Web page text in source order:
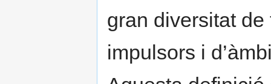
gran diversitat de
impulsors i